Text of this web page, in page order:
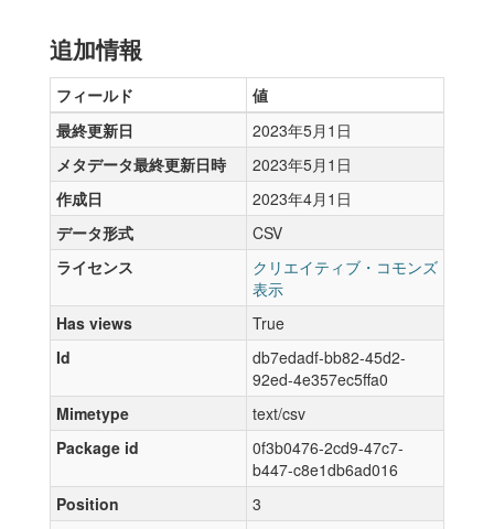
追加情報
フィールド
値
最終更新日
2023年5月1日
メタデータ最終更新日時
2023年5月1日
作成日
2023年4月1日
データ形式
CSV
ライセンス
クリエイティブ・コモンズ
表示
Has views
True
Id
db7edadf-bb82-45d2-
92ed-4e357ec5ffa0
Mimetype
text/csv
Package id
0f3b0476-2cd9-47c7-
b447-c8e1db6ad016
Position
3